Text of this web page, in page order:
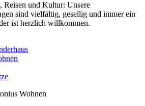
Reisen und Kultur: Unsere
sind vielfältig, gesellig und immer ein
ist herzlich willkommen.